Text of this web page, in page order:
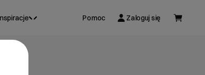
Pomoc Zaloguj się